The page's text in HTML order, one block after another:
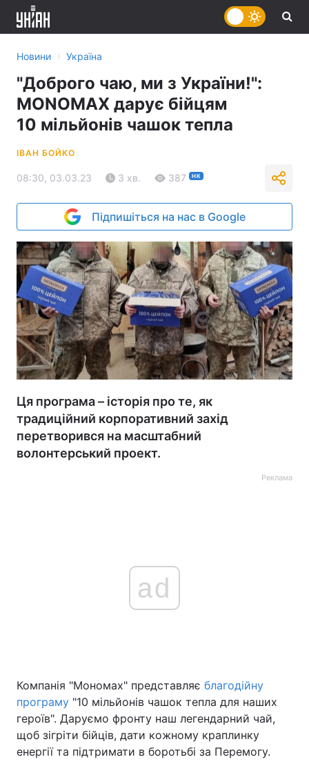
Україна Політика
Економіка Світ
Новини › Україна
"Доброго чаю, ми з України!":
MONOMAX дарує бійцям
10 мільйонів чашок тепла
ІВАН БОЙКО
08:30, 03.03.23 3 хв. 387 НК
Підпишіться на нас в Google
Ця програма – історія про те, як
традиційний корпоративний захід
перетворився на масштабний
волонтерський проект.
Реклама
ad
Компанія "Мономах" представляє благодійну
програму "10 мільйонів чашок тепла для наших
героїв". Даруємо фронту наш легендарний чай,
щоб зігріти бійців, дати кожному краплинку
енергії та підтримати в боротьбі за Перемогу.